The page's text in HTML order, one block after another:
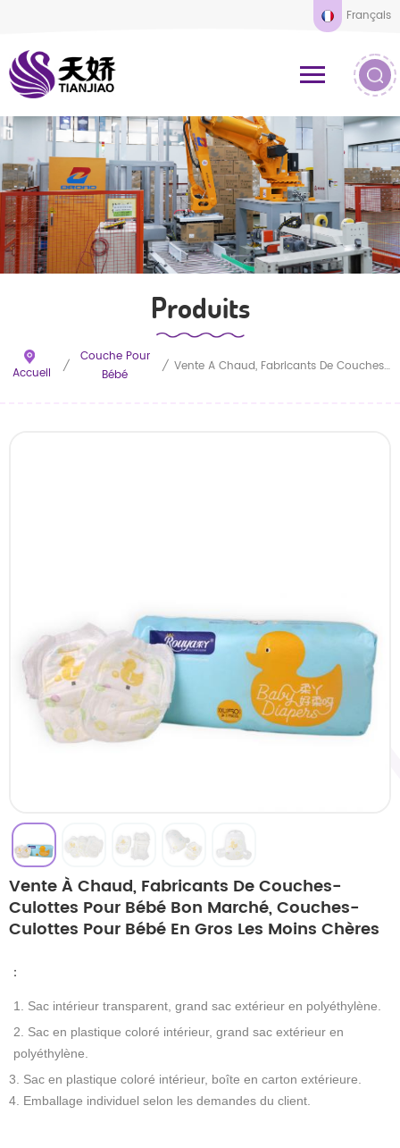
Français
Produits
Accueil /
Couche Pour
Bébé
/ Vente À Chaud, Fabricants De Couches-Culottes Pour Bébé Bon Marché, Couches-Culottes Pour Bébé En Gros Les Moins Chères
Vente À Chaud, Fabricants De Couches-
Culottes Pour Bébé Bon Marché, Couches-
Culottes Pour Bébé En Gros Les Moins Chères
：
1. Sac intérieur transparent, grand sac extérieur en polyéthylène.
2. Sac en plastique coloré intérieur, grand sac extérieur en
polyéthylène.
3. Sac en plastique coloré intérieur, boîte en carton extérieure.
4. Emballage individuel selon les demandes du client.